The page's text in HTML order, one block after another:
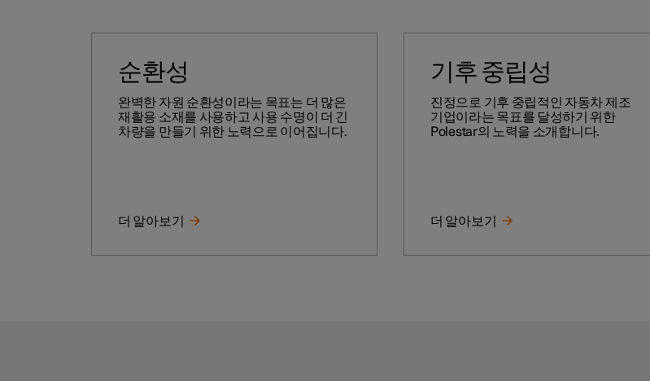
순환성
완벽한 자원 순환성이라는 목표는 더 많은
재활용 소재를 사용하고 사용 수명이 더 긴
차량을 만들기 위한 노력으로 이어집니다.
더 알아보기
기후 중립성
진정으로 기후 중립적인 자동차 제조
기업이라는 목표를 달성하기 위한
Polestar의 노력을 소개합니다.
더 알아보기